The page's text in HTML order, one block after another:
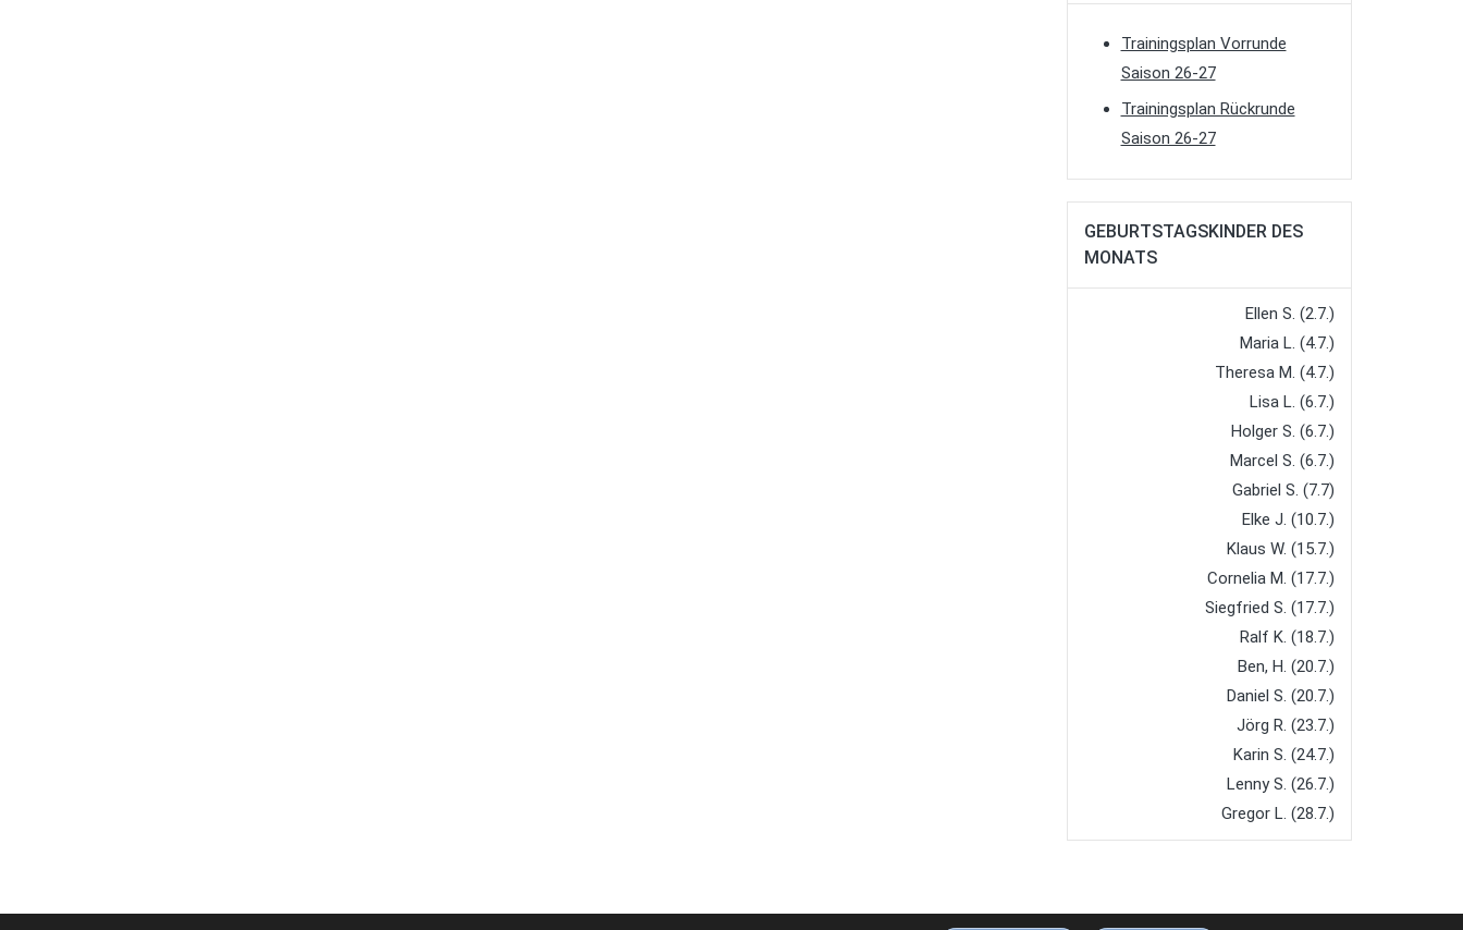
Trainingsplan Vorrunde
Saison 26-27
Trainingsplan Rückrunde
Saison 26-27
GEBURTSTAGSKINDER DES
MONATS
Ellen S. (2.7.)
Maria L. (4.7.)
Theresa M. (4.7.)
Lisa L. (6.7.)
Holger S. (6.7.)
Marcel S. (6.7.)
Gabriel S. (7.7)
Elke J. (10.7.)
Klaus W. (15.7.)
Cornelia M. (17.7.)
Siegfried S. (17.7.)
Ralf K. (18.7.)
Ben, H. (20.7.)
Daniel S. (20.7.)
Jörg R. (23.7.)
Karin S. (24.7.)
Lenny S. (26.7.)
Gregor L. (28.7.)